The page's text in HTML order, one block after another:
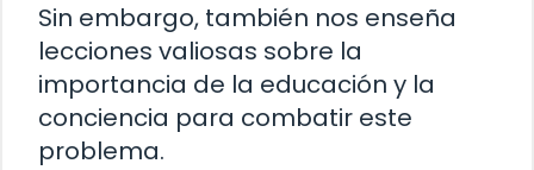
Sin embargo, también nos enseña
lecciones valiosas sobre la
importancia de la educación y la
conciencia para combatir este
problema.